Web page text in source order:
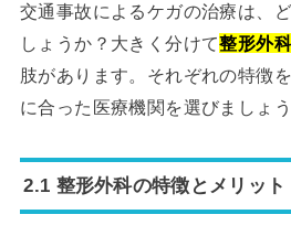
交通事故によるケガの治療は、
しょうか？大きく分けて整形外
肢があります。それぞれの特徴
に合った医療機関を選びましょう
2.1 整形外科の特徴とメリット